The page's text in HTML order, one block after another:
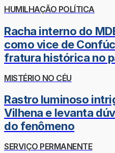
HUMILHAÇÃO POLÍTICA
Racha interno do
como vice de
fratura histórica no
MISTÉRIO NO CÉU
Rastro luminoso
Vilhena e levanta
do fenômeno
SERVIÇO PERMANENTE